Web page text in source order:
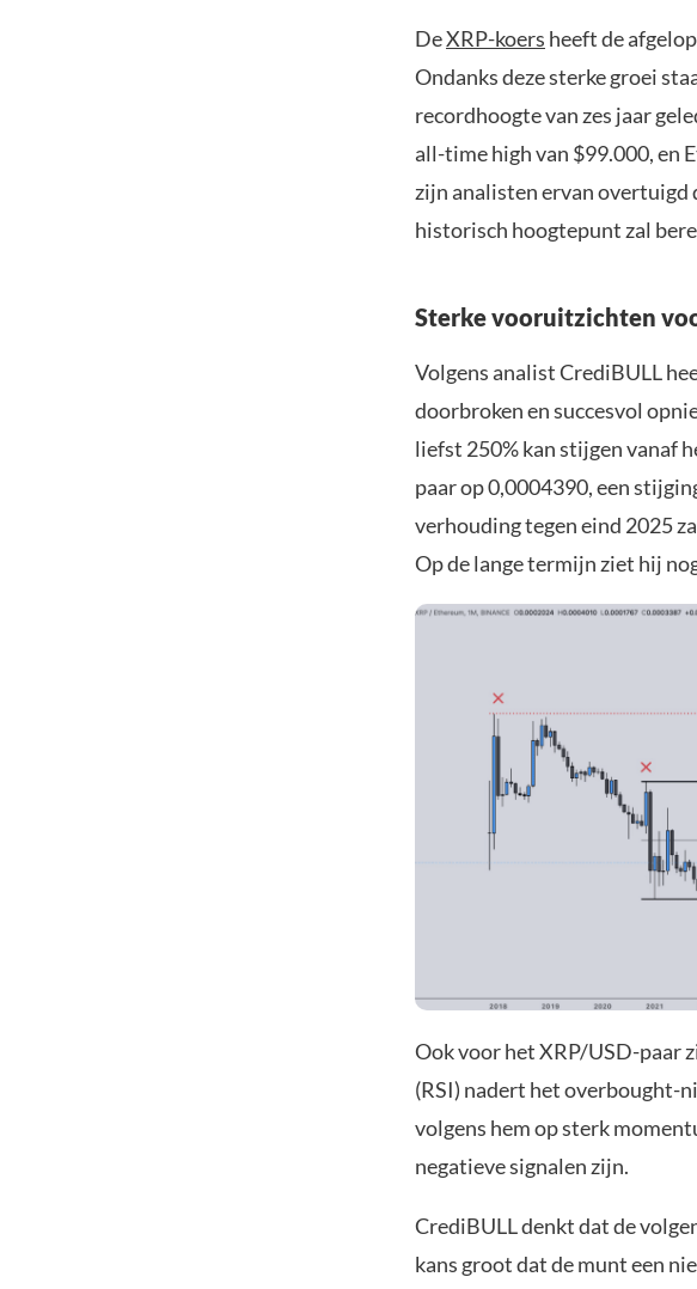
DeXRP-koers heeft de
Ondanks deze sterke groei
recordhoogte van zes jaar
all-time high van $99.000, en
zijn analisten ervan overtuigd
historisch hoogtepunt zal
Sterke vooruitzichten
Volgens analist CrediBULL
doorbroken en succesvol
liefst 250% kan stijgen vanaf
paar op 0,0004390, een
verhouding tegen eind 2025
Op de lange termijn ziet hij
Ook voor het XRP/USD-paar
(RSI) nadert het overbought-
volgens hem op sterk
negatieve signalen zijn.
CrediBULL denkt dat de
kans groot dat de munt een